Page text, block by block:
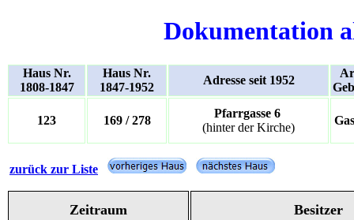
Dokumentation
Haus Nr.
1808-1847
Haus Nr.
1847-1952
Adresse seit 1952
123 169 / 278
Pfarrgasse 6
(hinter der Kirche)
zurück zur Liste
Zeitraum Besitzer